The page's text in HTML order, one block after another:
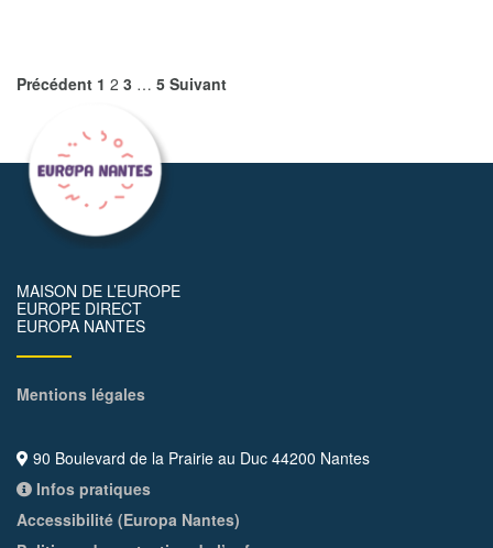
Précédent 1 2 3 … 5 Suivant
MAISON DE L’EUROPE
EUROPE DIRECT
EUROPA NANTES
Mentions légales
90 Boulevard de la Prairie au Duc 44200 Nantes
Infos pratiques
Accessibilité (Europa Nantes)